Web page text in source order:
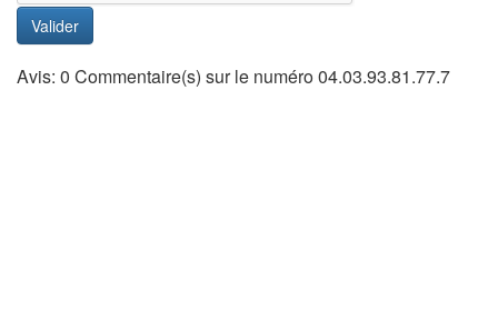
Valider
Avis: 0 Commentaire(s) sur le numéro 04.03.93.81.77.7